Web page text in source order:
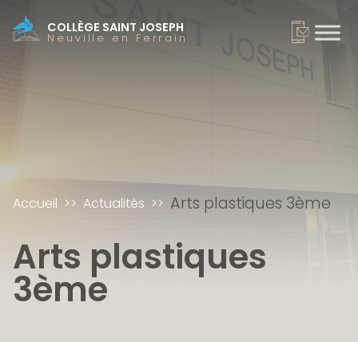
COLLÈGE SAINT JOSEPH
Neuville en Ferrain
Accueil Actualités Arts plastiques 3ème
Arts plastiques
3ème